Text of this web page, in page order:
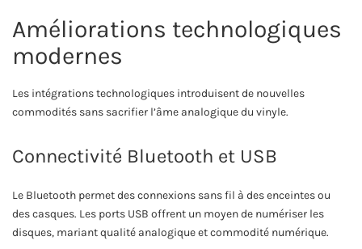
Améliorations technologiques
modernes
Les intégrations technologiques introduisent de nouvelles
commodités sans sacrifier l’âme analogique du vinyle.
Connectivité Bluetooth et USB
Le Bluetooth permet des connexions sans fil à des enceintes ou
des casques. Les ports USB offrent un moyen de numériser les
disques, mariant qualité analogique et commodité numérique.